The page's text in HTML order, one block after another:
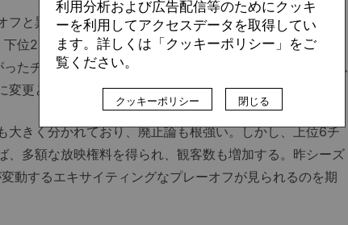
と異なり、レギュラーシーズンの勝ち点でスタートす
位2チームが2部に降格する。そして15位で終了したチー
たチームと入れ替え戦で対戦する。つまり、最大3チーム
更となった。
きく分かれており、廃止論も根強い。しかし、上位6チ
、多額な放映権料を得られ、観客数も増加する。昨シーズ
動するエキサイティングなプレーオフが見られるのを期
利用分析および広告配信等のためにクッキ
ーを利用してアクセスデータを取得してい
ます。詳しくは「クッキーポリシー」をご
覧ください。
クッキーポリシー 閉じる